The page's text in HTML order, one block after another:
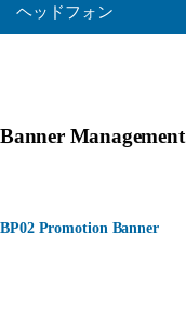
ヘッドフォン
Banner Management
BP02 Promotion Banner